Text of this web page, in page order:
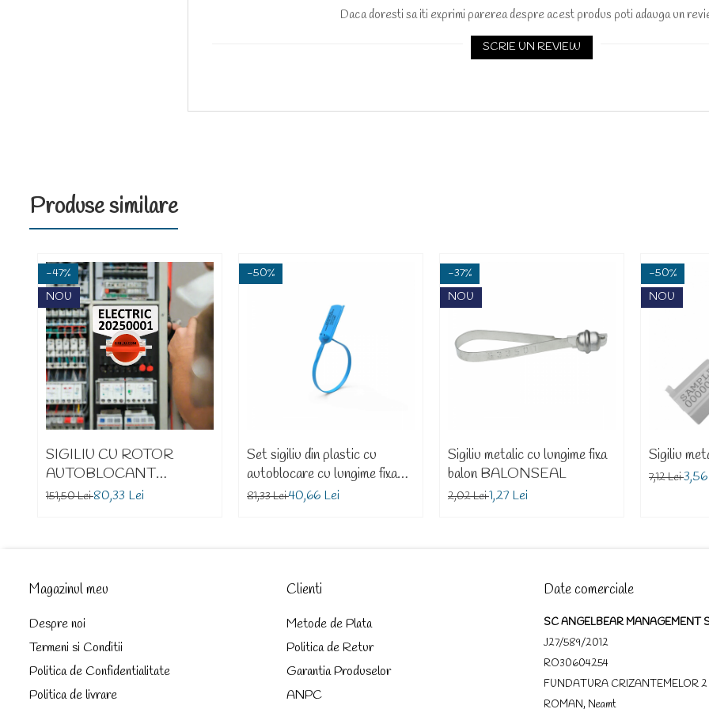
Daca doresti sa iti exprimi parerea despre acest produs poti adauga un
SCRIE UN REVIEW
Produse similare
-47%
NOU
SIGILIU CU ROTOR
AUTOBLOCANT
ANGELBEAR
151,50 Lei80,33 Lei
-50%
Set sigiliu din plastic cu
autoblocare cu lungime fixa
296 mm ANGELBEAR 100
81,33 Lei40,66 Lei
-37%
NOU
Sigiliu metalic cu lungime fixa
balon BALONSEAL
2,02 Lei1,27 Lei
-50%
NOU
Sigiliu
7,12 Lei
Magazinul meu
Despre noi
Termeni si Conditii
Politica de Confidentialitate
Politica de livrare
Clienti
Metode de Plata
Politica de Retur
Garantia Produselor
ANPC
Date comerciale
SC ANGELBEAR MANAGEMENT
J27/589/2012
RO30604254
FUNDATURA CRIZANTEMELOR 2
ROMAN, Neamt